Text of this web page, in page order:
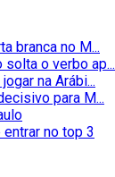
branca no M...
o verbo ap...
na Arábi...
para M...
no top 3